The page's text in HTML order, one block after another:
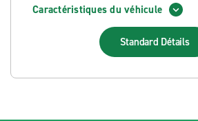
Caractéristiques du véhicule
Standard Détails